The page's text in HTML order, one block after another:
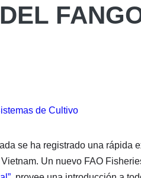
de Cultivo
se ha registrado una
Un nuevo FAO